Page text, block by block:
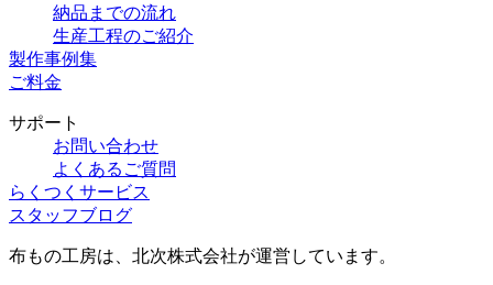
納品までの流れ
生産工程のご紹介
製作事例集
ご料金
サポート
お問い合わせ
よくあるご質問
らくつくサービス
スタッフブログ
布もの工房は、北次株式会社が運営しています。